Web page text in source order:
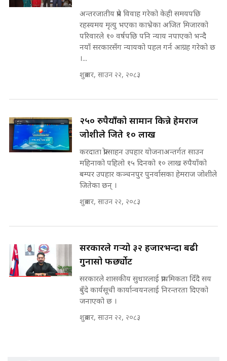
कहिले बन्ला चक्रपथ ? विस्तार कार्यमा
किन भइरहेछ ढिलाइ ?The Ring Road
Expansion Dilemma |
SIDHAKURA |
पटकपटक भावुक बने गृहमन्त्री सुदन
७८ लाख घुस खाने मन्त्री ! जोगाउने
प्रधानमन्त्री ? || SIDHAKURA ||
SIDHAKURA INVESTIGATION
SIDHAKURA |
मन्त्री राजकुमारलाई घुस दिने विचौलीया
पूर्व मन्त्री रञ्जिता || SIDHAKURA
||
मन्त्रीले घुस डिल गरेको अडियो ! दुई झोला
SIDHAKURA INVESTIGATION |
मृतकका परिवारप्रति मेडिकल काउन्सीलको
बदनियत ! न्याय खोज्दै भौतारिदै सुवास
अन्तरजातीय प्रेम विवाह गरेको केही समयपछि
रहस्यमय मृत्यु भएका काभ्रेका अजित मिजारको
परिवारले १० वर्षपछि पनि न्याय नपाएको भन्दै
नयाँ सरकारसँग न्यायको पहल गर्न आग्रह गरेको छ
।...
शुक्रबार, साउन २२, २०८३
२५० रुपैयाँको सामान किन्ने हेमराज
जोशीले जिते १० लाख
करदाता प्रोत्साहन उपहार योजनाअन्तर्गत साउन
महिनाको पहिलो १५ दिनको १० लाख रुपैयाँको
बम्पर उपहार कञ्चनपुर पुनर्वासका हेमराज जोशीले
जितेका छन् ।
शुक्रबार, साउन २२, २०८३
सरकारले गर्‍यो ३२ हजारभन्दा बढी
गुनासो फर्छ्योट
सरकारले शासकीय सुधारलाई प्राथमिकता दिँदै सय
बुँदे कार्यसूची कार्यान्वयनलाई निरन्तरता दिएको
जनाएको छ ।
शुक्रबार, साउन २२, २०८३